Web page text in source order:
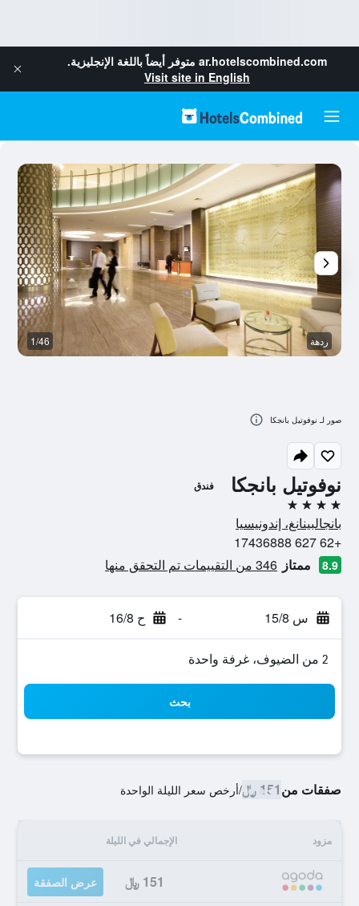
ar.hotelscombined.com متوفر أيضاً باللغة الإنجليزية.
Visit site in English
نوفوتيل بانجكا فندق
4 نجوم
بانجالبينانغ، إندونيسيا
+62 627 17436888
8.9 ممتاز 346 من التقييمات تم التحقق منها
س 15/8 - ح 16/8
2 من الضيوف، غرفة واحدة
بحث
صفقات من151 ﷼ /أرخص سعر الليلة الواحدة
مزود الإجمالي في الليلة
151 ﷼ عرض الصفقة
ردهة 1/46
صور لـ نوفوتيل بانجكا